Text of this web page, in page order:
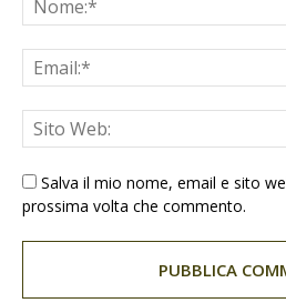
Salva il mio nome, email e sito
prossima volta che commento.